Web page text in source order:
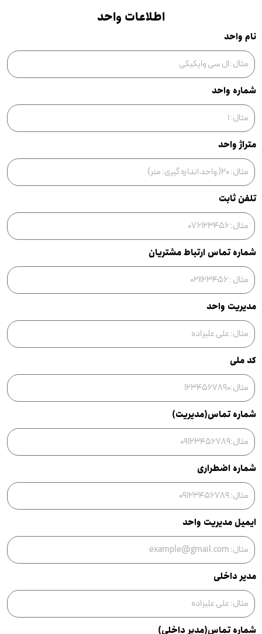
اطلاعات واحد
نام واحد
شماره واحد
متراژ واحد
تلفن ثابت
شماره تماس ارتباط مشتریان
مدیریت واحد
کد ملی
شماره تماس(مدیریت)
شماره اضطراری
ایمیل مدیریت واحد
مدیر داخلی
شماره تماس(مدیر داخلی)